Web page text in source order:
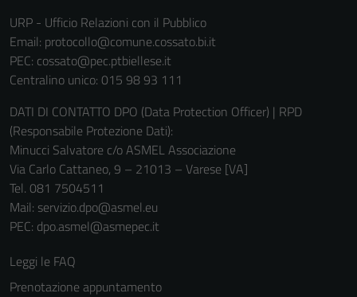
URP - Ufficio Relazioni con il Pubblico
Email: protocollo@comune.cossato.bi.it
PEC: cossato@pec.ptbiellese.it
Centralino unico: 015 98 93 111
DATI DI CONTATTO DPO (Data Protection Officer) | RPD
(Responsabile Protezione Dati):
Minucci Salvatore c/o ASMEL Associazione
Via Carlo Cattaneo, 9 – 21013 – Varese [VA]
Tel. 081 7504511
Mail: servizio.dpo@asmel.eu
PEC: dpo.asmel@asmepec.it
Leggi le FAQ
Prenotazione appuntamento
Questi cookie
sono necessari